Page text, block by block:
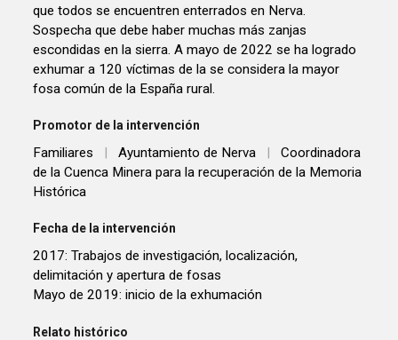
que todos se encuentren enterrados en Nerva.
Sospecha que debe haber muchas más zanjas
escondidas en la sierra. A mayo de 2022 se ha logrado
exhumar a 120 víctimas de la se considera la mayor
fosa común de la España rural.
Promotor de la intervención
Familiares | Ayuntamiento de Nerva |
Coordinadora
de la Cuenca Minera para la recuperación de la Memoria
Histórica
Fecha de la intervención
2017: Trabajos de investigación, localización,
delimitación y apertura de fosas
Mayo de 2019: inicio de la exhumación
Relato histórico